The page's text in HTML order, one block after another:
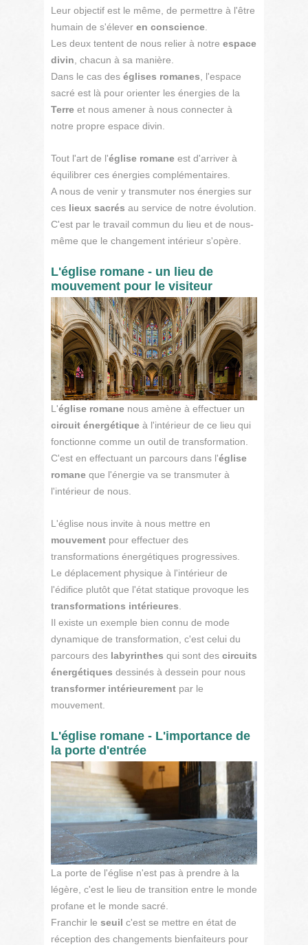
Leur objectif est le même, de permettre à l'être
humain de s'élever en conscience
Les deux tentent de nous relier à notre espace
divin , chacun à sa manière.
Dans le cas des églises romanes , l'espace
sacré est là pour orienter les énergies de la
Terre et nous amener à nous connecter à
notre propre espace divin.
Tout l'art de l'église romane est d'arriver à
équilibrer ces énergies complémentaires.
A nous de venir y transmuter nos énergies sur
ces lieux sacrés au service de notre évolution.
C'est par le travail commun du lieu et de nous-
même que le changement intérieur s'opère.
L'église romane - un lieu de
mouvement pour le visiteur
L'église romane nous amène à effectuer un
circuit énergétique à l'intérieur de ce lieu qui
fonctionne comme un outil de transformation.
C'est en effectuant un parcours dans l'église
romane que l'énergie va se transmuter à
l'intérieur de nous.
L'église nous invite à nous mettre en
mouvement pour effectuer des
transformations énergétiques progressives.
Le déplacement physique à l'intérieur de
l'édifice plutôt que l'état statique provoque les
transformations intérieures
Il existe un exemple bien connu de mode
dynamique de transformation, c'est celui du
parcours des labyrinthes qui sont des circuits
énergétiques dessinés à dessein pour nous
transformer intérieurement par le
mouvement.
L'église romane - L'importance de
la porte d'entrée
La porte de l'église n'est pas à prendre à la
légère, c'est le lieu de transition entre le monde
profane et le monde sacré.
Franchir le seuil c'est se mettre en état de
réception des changements bienfaiteurs pour